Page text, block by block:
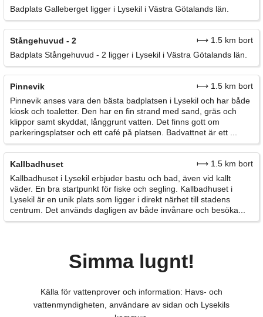
Badplats Galleberget ligger i Lysekil i Västra Götalands län.
Stångehuvud - 2
⟼ 1.5 km bort
Badplats Stångehuvud - 2 ligger i Lysekil i Västra Götalands län.
Pinnevik
⟼ 1.5 km bort
Pinnevik anses vara den bästa badplatsen i Lysekil och har både
kiosk och toaletter. Den har en fin strand med sand, gräs och
klippor samt skyddat, långgrunt vatten. Det finns gott om
parkeringsplatser och ett café på platsen. Badvattnet är ett ...
Kallbadhuset
⟼ 1.5 km bort
Kallbadhuset i Lysekil erbjuder bastu och bad, även vid kallt
väder. En bra startpunkt för fiske och segling. Kallbadhuset i
Lysekil är en unik plats som ligger i direkt närhet till stadens
centrum. Det används dagligen av både invånare och besöka...
Simma lugnt!
Källa för vattenprover och information: Havs- och
vattenmyndigheten, användare av sidan och Lysekils